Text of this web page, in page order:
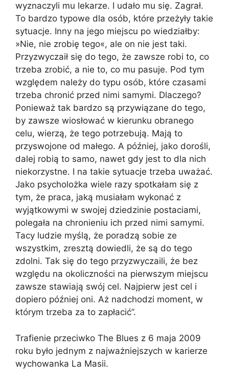
wyznaczyli mu lekarze. I udało mu się. Zagrał.
To bardzo typowe dla osób, które przeżyły takie
sytuacje. Inny na jego miejscu po wiedziałby:
»Nie, nie zrobię tego«, ale on nie jest taki.
Przyzwyczaił się do tego, że zawsze robi to, co
trzeba zrobić, a nie to, co mu pasuje. Pod tym
względem należy do typu osób, które czasami
trzeba chronić przed nimi samymi. Dlaczego?
Ponieważ tak bardzo są przywiązane do tego,
by zawsze wiosłować w kierunku obranego
celu, wierzą, że tego potrzebują. Mają to
przyswojone od małego. A później, jako dorośli,
dalej robią to samo, nawet gdy jest to dla nich
niekorzystne. I na takie sytuacje trzeba uważać.
Jako psycholożka wiele razy spotkałam się z
tym, że praca, jaką musiałam wykonać z
wyjątkowymi w swojej dziedzinie postaciami,
polegała na chronieniu ich przed nimi samymi.
Tacy ludzie myślą, że poradzą sobie ze
wszystkim, zresztą dowiedli, że są do tego
zdolni. Tak się do tego przyzwyczaili, że bez
względu na okoliczności na pierwszym miejscu
zawsze stawiają swój cel. Najpierw jest cel i
dopiero później oni. Aż nadchodzi moment, w
którym trzeba za to zapłacić”.
Trafienie przeciwko The Blues z 6 maja 2009
roku było jednym z najważniejszych w karierze
wychowanka La Masii.